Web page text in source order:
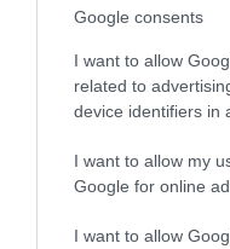
Google consents
I want to allow
related to
device identifiers in
I want to allow my
Google for online
I want to allow
PRONEWS.GR /ΕΥΡΩΠΑΪΚΗ